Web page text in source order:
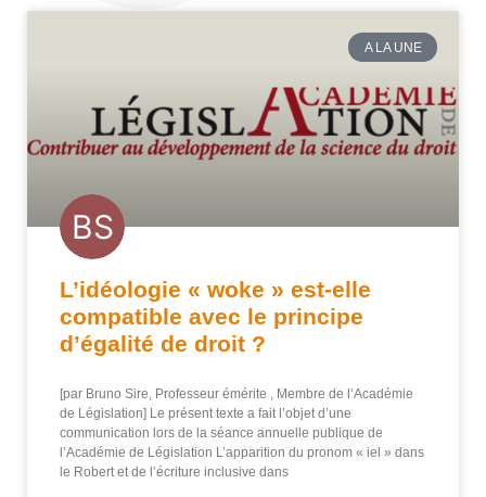
A LA UNE
L’idéologie « woke » est-elle
compatible avec le principe
d’égalité de droit ?
[par Bruno Sire, Professeur émérite , Membre de l’Académie
de Législation] Le présent texte a fait l’objet d’une
communication lors de la séance annuelle publique de
l’Académie de Législation L’apparition du pronom « iel » dans
le Robert et de l’écriture inclusive dans